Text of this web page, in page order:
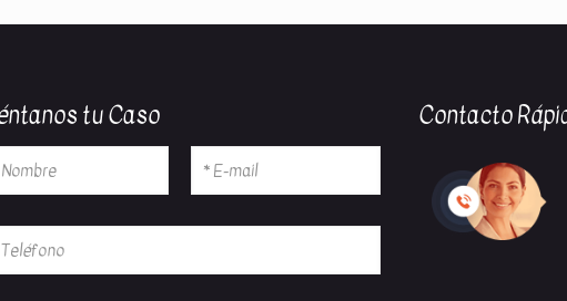
tu Caso Contacto